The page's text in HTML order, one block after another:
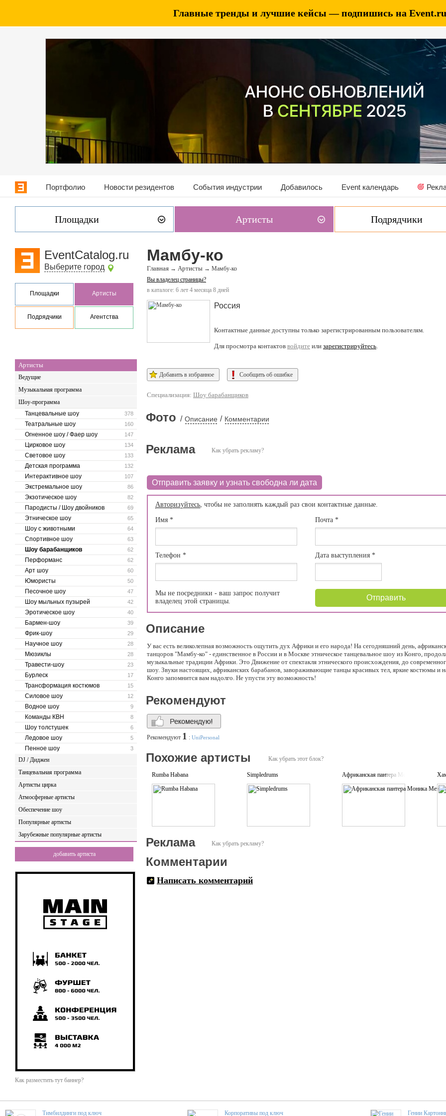
Главные тренды и лучшие кейсы — подпишись на Event.ru
Портфолио Новости резидентов События индустрии Добавилось Event календарь
Площадки Артисты Подрядчики
EventCatalog.ru
Выберите город
Площадки Артисты
Подрядчики Агентства
Артисты
Ведущие
Музыкальная программа
Шоу-программа
378
Танцевальные шоу
160
Театральные шоу
147
Огненное шоу / Фаер шоу
134
Цирковое шоу
133
Световое шоу
132
Детская программа
107
Интерактивное шоу
86
Экстремальное шоу
82
Экзотическое шоу
69
Пародисты / Шоу двойников
65
Этническое шоу
64
Шоу с животными
63
Спортивное шоу
62
Шоу барабанщиков
62
Перформанс
60
Арт шоу
50
Юмористы
47
Песочное шоу
42
Шоу мыльных пузырей
40
Эротическое шоу
39
Бармен-шоу
29
Фрик-шоу
28
Научное шоу
28
Мюзиклы
23
Травести-шоу
17
Бурлеск
15
Трансформация костюмов
12
Силовое шоу
9
Водное шоу
8
Команды КВН
6
Шоу толстушек
5
Ледовое шоу
3
Пенное шоу
DJ / Диджеи
Танцевальная программа
Артисты цирка
Атмосферные артисты
Обеспечение шоу
Популярные артисты
Зарубежные популярные артисты
добавить артиста
Как разместить тут баннер?
Мамбу-ко
Главная → Артисты → Мамбу-ко
Вы владелец страницы?
в каталоге: 6 лет 4 месяца 8 дней
Россия
Контактные данные доступны только зарегистрированным пользователям.
Для просмотра контактов войдите или зарегистрируйтесь.
Добавить в избранное Сообщить об ошибке
Специализация: Шоу барабанщиков
Фото / Описание / Комментарии
Как убрать рекламу?
Реклама
Отправить заявку и узнать свободна ли дата
Авторизуйтесь, чтобы не заполнять каждый раз свои контактные данные.
Имя *
Телефон *
Мы не посредники - ваш запрос получит
владелец этой страницы.
Почта*
Дата выступления*
Отправить
Описание
У вас есть великолепная возможность ощутить дух Африки и его народа! На сегодняшний день,
танцоров "Мамбу-ко" - единственное в России и в Москве этническое танцевальное шоу из Конго,
музыкальные традиции Африки. Это Движение от спектакля этнического происхождения, до
шоу. Звуки настоящих, африканских барабанов, завораживающие танцы красивых тел, яркие костюмы и
Конго запомнится вам надолго. Не упусти эту возможность!
Рекомендуют
Рекомендуют 1 : UniPersonal
Как убрать этот блок?
Похожие артисты
Rumba Habana Simpledrums Африканская пантера Моника Мендес
Как убрать рекламу?
Реклама
Комментарии
Написать комментарий
Тимбилдинги под ключ Корпоративы под ключ Гении